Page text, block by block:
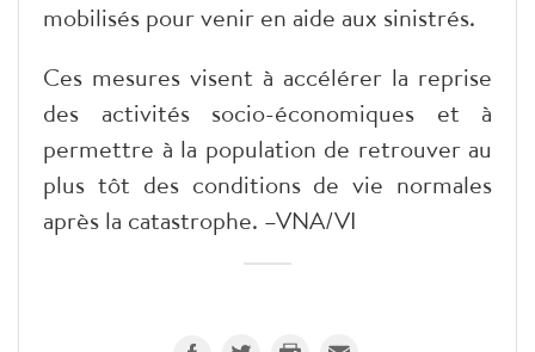
mobilisés pour venir en aide aux sinistrés.
Ces mesures visent à accélérer la reprise
des activités socio-économiques et à
permettre à la population de retrouver au
plus tôt des conditions de vie normales
après la catastrophe. –VNA/VI